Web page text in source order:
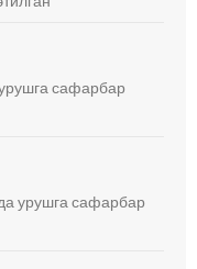
сафарбар
урушга сафарбар